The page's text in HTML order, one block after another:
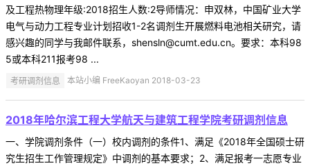
及工程热物理年级:2018招生人数:2导师情况：申双林，中国矿业大学
电气与动力工程专业计划招收1-2名调剂生开展燃料电池相关研究，请
感兴趣的同学与我邮件联系，shensln@cumt.edu.cn。要求：本科98
5或本科211报考98 ...
考研调剂信息 本站小编 FreeKaoyan 2018-03-23
2018年哈尔滨工程大学航天与建筑工程学院考研调剂信息
一、学院调剂条件（一）校内调剂的条件1、满足《2018年全国硕士研
究生招生工作管理规定》中调剂的基本要求；2、满足报考一志愿专业